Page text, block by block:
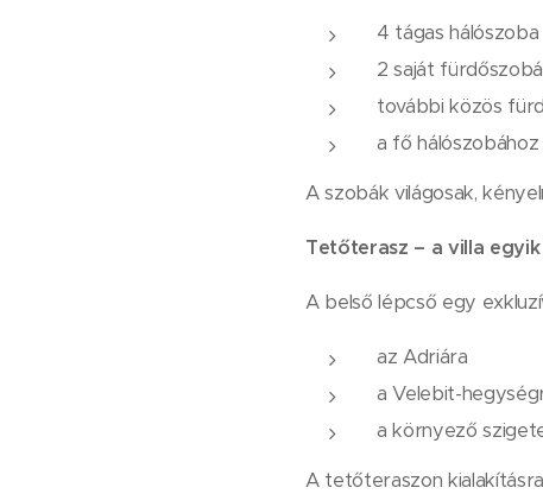
4 tágas hálószoba
2 saját
további közös
a fő
A szobák világosak,
Tetőterasz – a villa
A belső lépcső egy
az Adriára
a Velebit-
a környező
A tetőteraszon